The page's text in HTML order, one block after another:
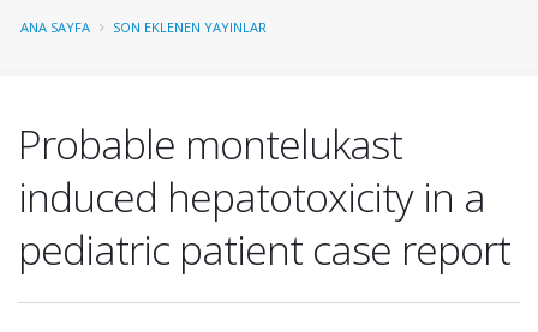
ANA SAYFA SON EKLENEN YAYINLAR
Probable montelukast
induced hepatotoxicity in a
pediatric patient case report